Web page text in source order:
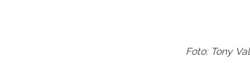
Foto: Tony